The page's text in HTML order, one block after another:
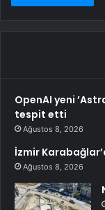
OpenAI yeni
tespit etti
Ağustos 8, 2026
İzmir
Ağustos 8, 2026